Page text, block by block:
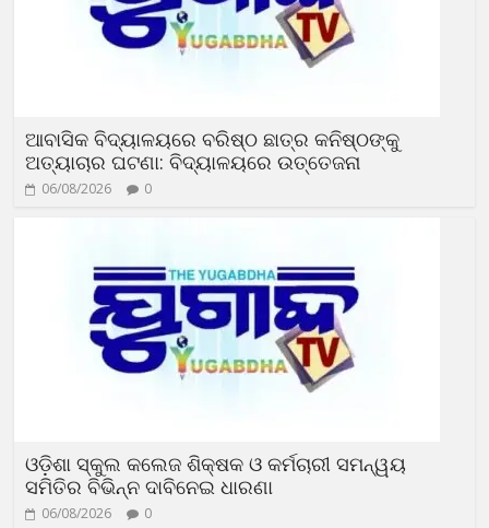
ଆବାସିକ ବିଦ୍ୟାଳୟରେ ବରିଷ୍ଠ ଛାତ୍ର କନିଷ୍ଠଙ୍କୁ
ଅତ୍ୟାଚାର ଘଟଣା: ବିଦ୍ୟାଳୟରେ ଉତ୍ତେଜନା
06/08/2026 0
ଓଡ଼ିଶା ସ୍କୁଲ କଲେଜ ଶିକ୍ଷକ ଓ କର୍ମଚାରୀ ସମନ୍ୱୟ
ସମିତିର ବିଭିନ୍ନ ଦାବିନେଇ ଧାରଣା
06/08/2026 0